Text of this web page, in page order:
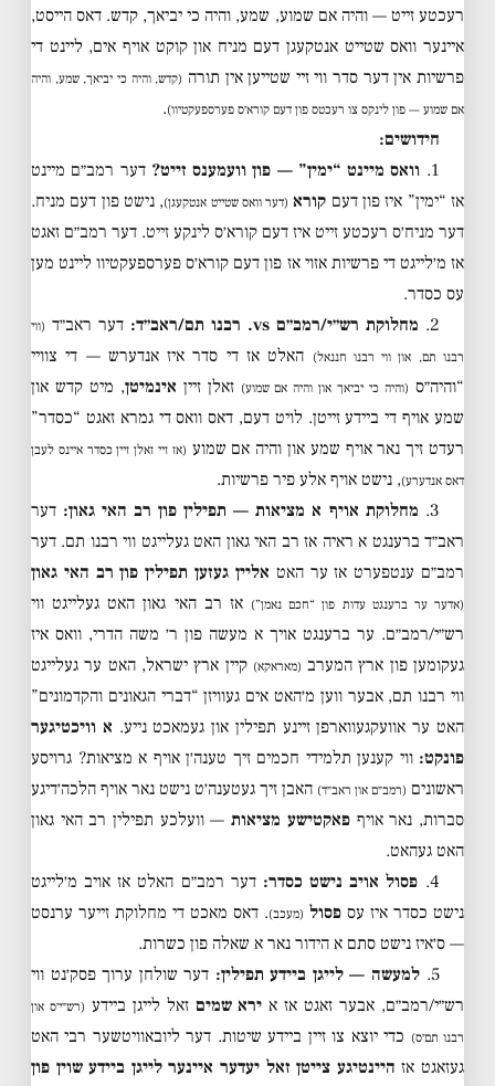
רעכטע זייט — והיה אם שמוע, שמע, והיה כי יביאך, קדש. דאס הייסט,
איינער וואס שטייט אנטקעגן דעם מניח און קוקט אויף אים, ליינט די
פרשיות אין דער סדר ווי זיי שטייען אין תורה (קדש, והיה כי יביאך, שמע, והיה
אם שמוע — פון לינקס צו רעכטס פון דעם קורא׳ס פערספעקטיוו).
חידושים:
1. וואס מיינט “ימין” — פון וועמענס זייט? דער רמב״ם מיינט
אז “ימין” איז פון דעם קורא (דער וואס שטייט אנטקעגן), נישט פון דעם מניח.
דער מניח׳ס רעכטע זייט איז דעם קורא׳ס לינקע זייט. דער רמב״ם זאגט
אז מ׳לייגט די פרשיות אזוי אז פון דעם קורא׳ס פערספעקטיוו ליינט מען
עס כסדר.
2. מחלוקת רש״י/רמב״ם vs. רבנו תם/ראב״ד: דער ראב״ד (ווי
רבנו תם, און ווי רבנו חננאל) האלט אז די סדר איז אנדערש — די צוויי
“והיה״ס (והיה כי יביאך און והיה אם שמוע) זאלן זיין אינמיטן, מיט קדש און
שמע אויף די ביידע זייטן. לויט דעם, דאס וואס די גמרא זאגט “כסדר”
רעדט זיך נאר אויף שמע און והיה אם שמוע (אז זיי זאלן זיין כסדר איינס לעבן
דאס אנדערע), נישט אויף אלע פיר פרשיות.
3. מחלוקת אויף א מציאות — תפילין פון רב האי גאון: דער
ראב״ד ברענגט א ראיה אז רב האי גאון האט געלייגט ווי רבנו תם. דער
רמב״ם ענטפערט אז ער האט אליין געזען תפילין פון רב האי גאון
(אדער ער ברענגט עדות פון “חכם נאמן”) אז רב האי גאון האט געלייגט ווי
רש״י/רמב״ם. ער ברענגט אויך א מעשה פון ר׳ משה הדרי, וואס איז
געקומען פון ארץ המערב (מאראקא) קיין ארץ ישראל, האט ער געלייגט
ווי רבנו תם, אבער ווען מ׳האט אים געוויזן “דברי הגאונים והקדמונים”
האט ער אוועקגעווארפן זיינע תפילין און געמאכט נייע. א וויכטיגער
פונקט: ווי קענען תלמידי חכמים זיך טענה׳ן אויף א מציאות? גרויסע
ראשונים (רמב״ם און ראב״ד) האבן זיך געטענה׳ט נישט נאר אויף הלכה׳דיגע
סברות, נאר אויףפאקטישע מציאות— וועלכע תפילין רב האי גאון
האט געהאט.
4. פסול אויב נישט כסדר: דער רמב״ם האלט אז אויב מ׳לייגט
נישט כסדר איז עס פסול (מעכב). דאס מאכט די מחלוקת זייער ערנסט
— ס׳איז נישט סתם א הידור נאר א שאלה פון כשרות.
5. למעשה — לייגן ביידע תפילין: דער שולחן ערוך פסק׳נט ווי
רש״י/רמב״ם, אבער זאגט אז א ירא שמים זאל לייגן ביידע (רש״י׳ס און
רבנו תם׳ס) כדי יוצא צו זיין ביידע שיטות. דער ליובאוויטשער רבי האט
געזאגט אז היינטיגע צייטן זאל יעדער איינער לייגן ביידע שוין פון